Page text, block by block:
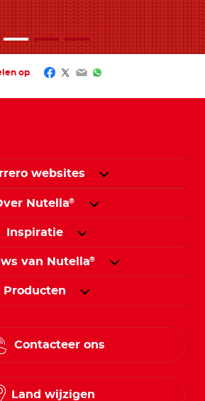
op Facebook
Twitter
EmailWhatsApp
websites
Nutella®
Inspiratie
van Nutella®
Producten
Contacteer ons
Land wijzigen